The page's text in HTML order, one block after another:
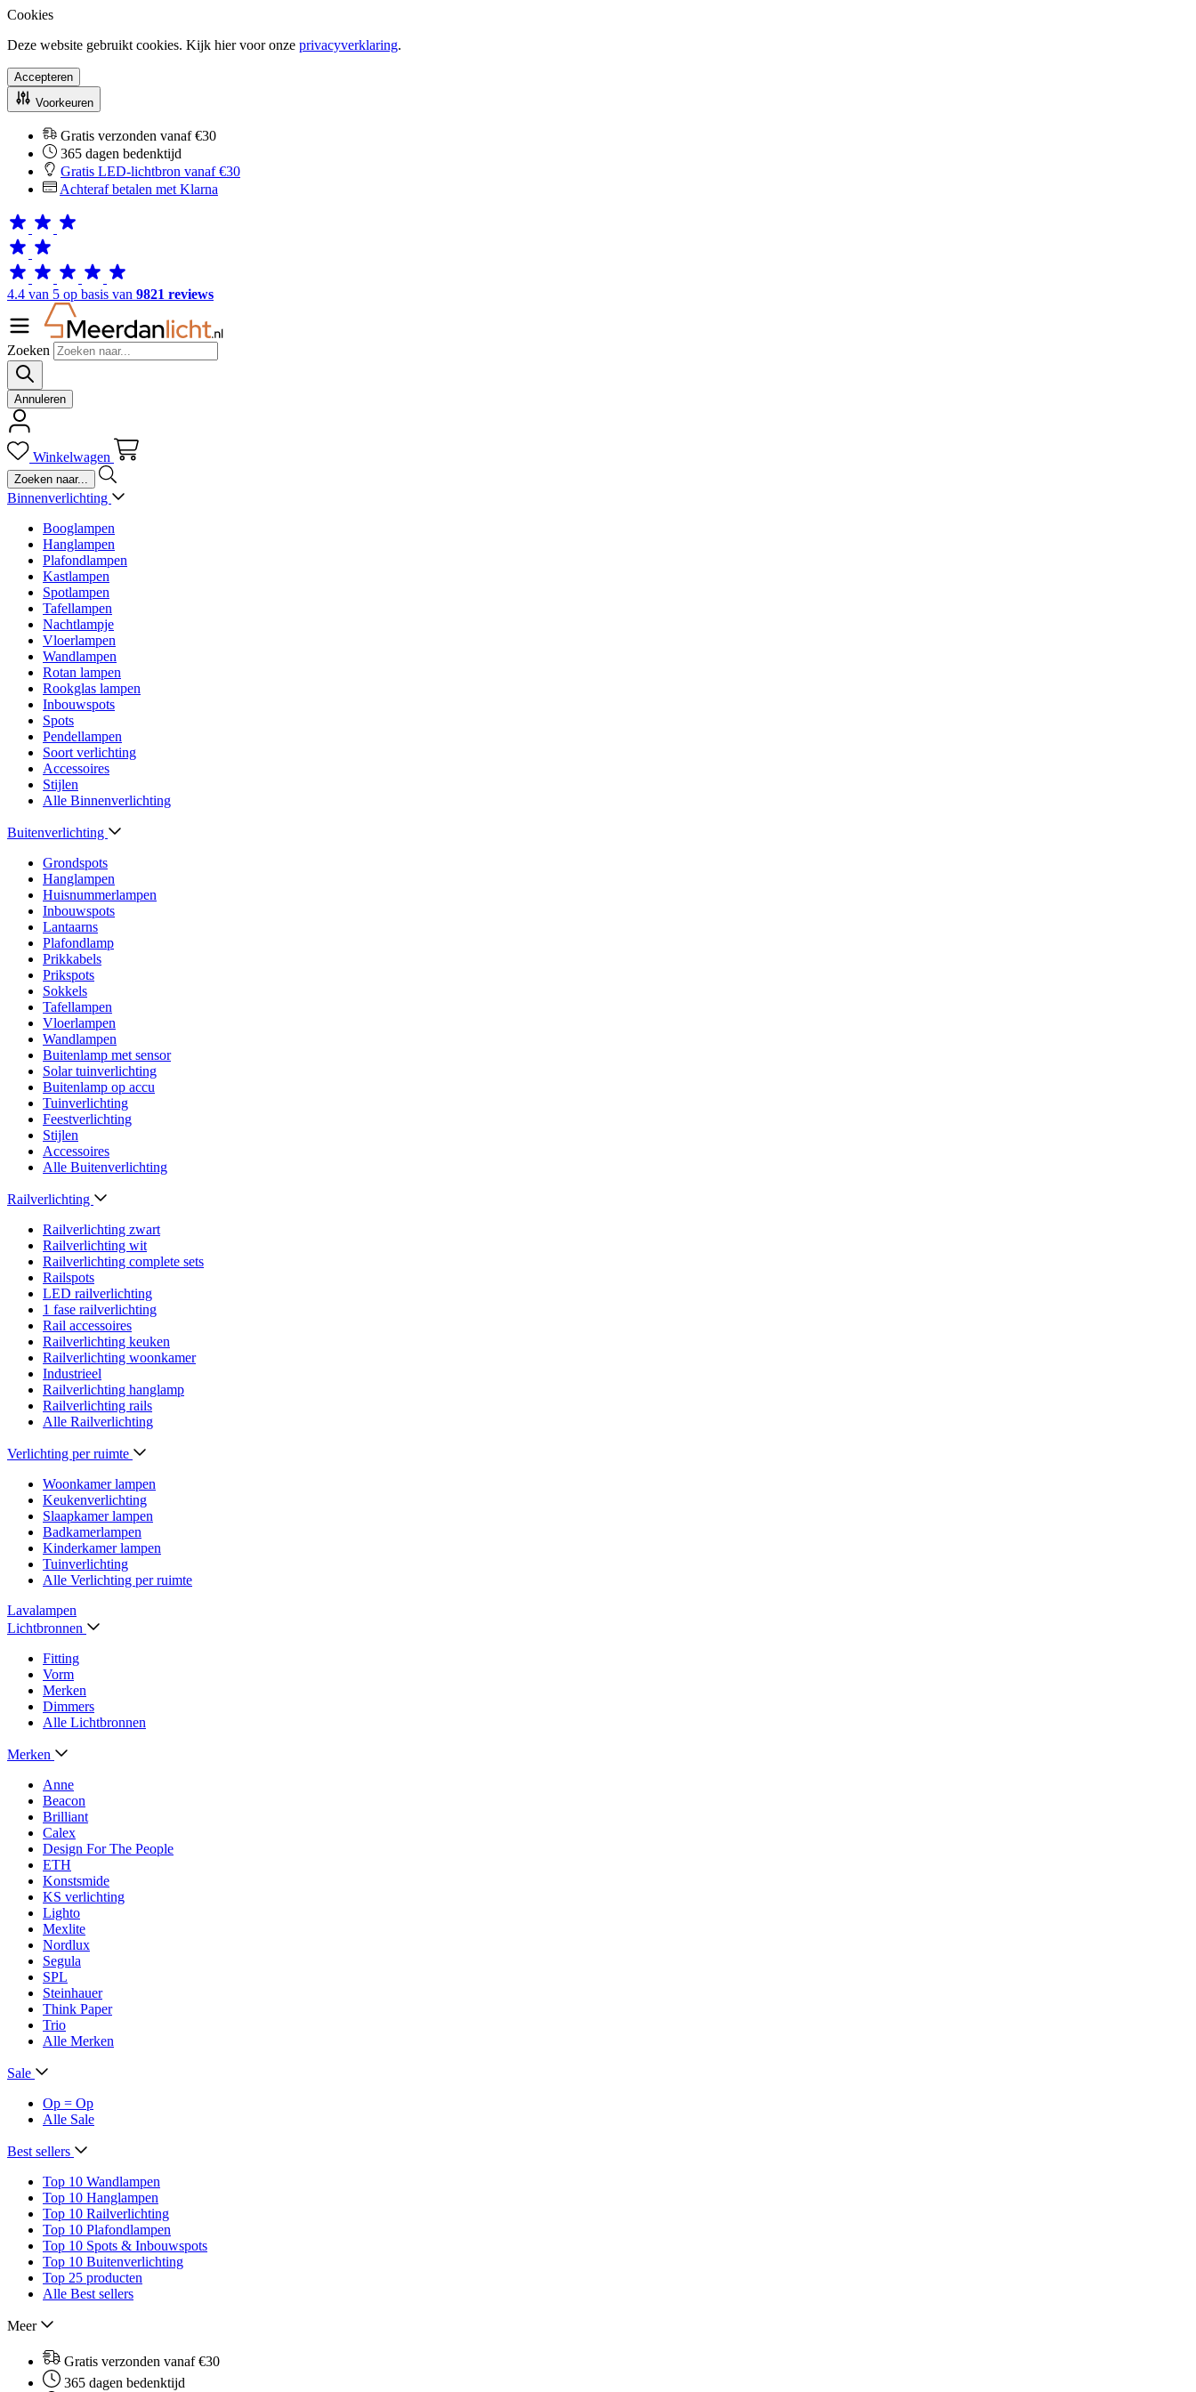
Cookies
Deze website gebruikt cookies. Kijk hier voor onze privacyverklaring.
Accepteren
Voorkeuren
Gratis verzonden vanaf €30
365 dagen bedenktijd
Gratis LED-lichtbron vanaf €30
Achteraf betalen met Klarna
4.4 van 5 op basis van 9821 reviews
Zoeken
Annuleren
Winkelwagen
Binnenverlichting
Booglampen
Hanglampen
Plafondlampen
Kastlampen
Spotlampen
Tafellampen
Nachtlampje
Vloerlampen
Wandlampen
Rotan lampen
Rookglas lampen
Inbouwspots
Spots
Pendellampen
Soort verlichting
Accessoires
Stijlen
Alle Binnenverlichting
Buitenverlichting
Grondspots
Hanglampen
Huisnummerlampen
Inbouwspots
Lantaarns
Plafondlamp
Prikkabels
Prikspots
Sokkels
Tafellampen
Vloerlampen
Wandlampen
Buitenlamp met sensor
Solar tuinverlichting
Buitenlamp op accu
Tuinverlichting
Feestverlichting
Stijlen
Accessoires
Alle Buitenverlichting
Railverlichting
Railverlichting zwart
Railverlichting wit
Railverlichting complete sets
Railspots
LED railverlichting
1 fase railverlichting
Rail accessoires
Railverlichting keuken
Railverlichting woonkamer
Industrieel
Railverlichting hanglamp
Railverlichting rails
Alle Railverlichting
Verlichting per ruimte
Woonkamer lampen
Keukenverlichting
Slaapkamer lampen
Badkamerlampen
Kinderkamer lampen
Tuinverlichting
Alle Verlichting per ruimte
Lavalampen
Lichtbronnen
Fitting
Vorm
Merken
Dimmers
Alle Lichtbronnen
Merken
Anne
Beacon
Brilliant
Calex
Design For The People
ETH
Konstsmide
KS verlichting
Lighto
Mexlite
Nordlux
Segula
SPL
Steinhauer
Think Paper
Trio
Alle Merken
Sale
Op = Op
Alle Sale
Best sellers
Top 10 Wandlampen
Top 10 Hanglampen
Top 10 Railverlichting
Top 10 Plafondlampen
Top 10 Spots & Inbouwspots
Top 10 Buitenverlichting
Top 25 producten
Alle Best sellers
Meer
Gratis verzonden vanaf €30
365 dagen bedenktijd